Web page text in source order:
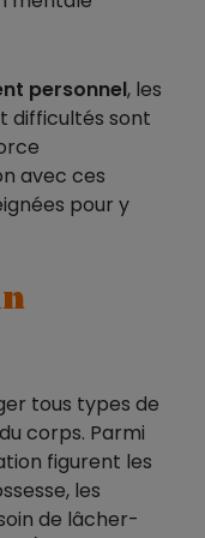
personnel, les
difficultés sont
avec ces
pour y
tous types de
corps. Parmi
figurent les
les
de lâcher-